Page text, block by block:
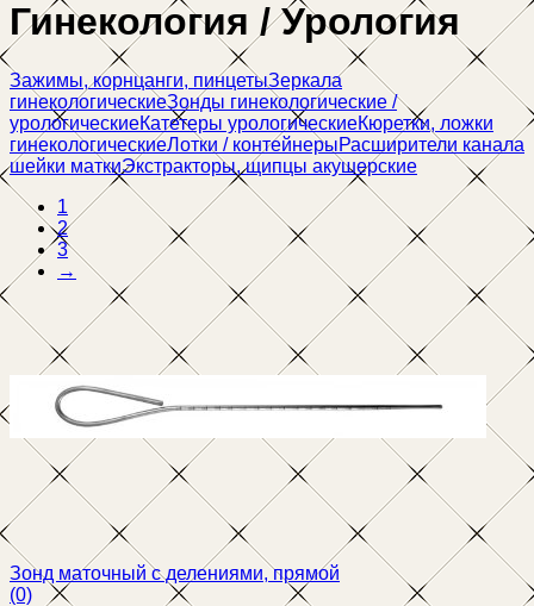
Гинекология / Урология
Зажимы, корнцанги, пинцетыЗеркала
гинекологическиеЗонды гинекологические /
урологическиеКатетеры урологическиеКюретки, ложки
гинекологическиеЛотки / контейнерыРасширители канала
шейки маткиЭкстракторы, щипцы акушерские
1
2
3
→
Зонд маточный с делениями, прямой
(0)